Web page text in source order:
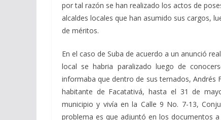
por tal razón se han realizado los actos de
alcaldes locales que han asumido sus cargos,
de méritos.
En el caso de Suba de acuerdo a un anunció
local se habria paralizado luego de
informaba que dentro de sus ternados, Andrés
habitante de Facatativá, hasta el 31 de
municipio y vivía en la Calle 9 No. 7-13,
problema es que adjuntó en los documentos